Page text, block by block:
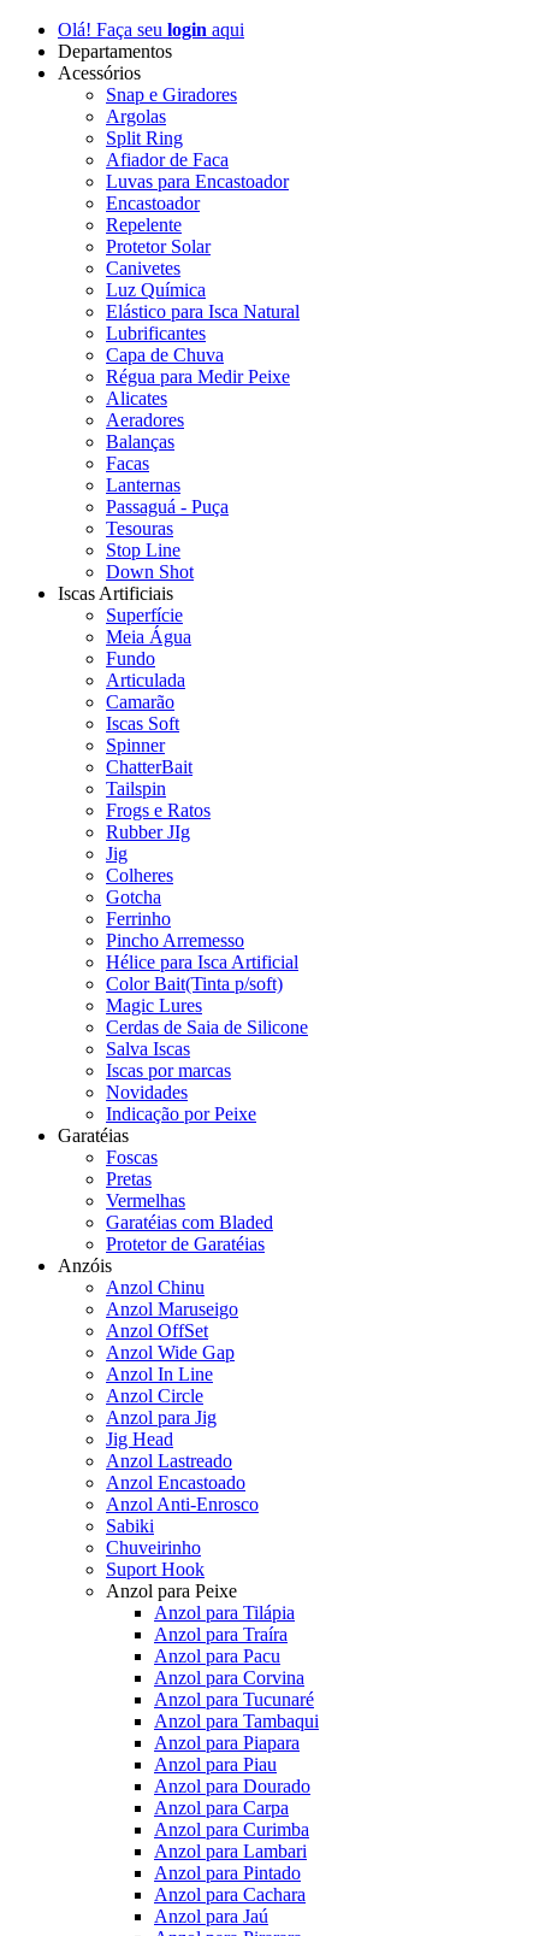
Olá! Faça seu login aqui
Departamentos
Acessórios
Snap e Giradores
Argolas
Split Ring
Afiador de Faca
Luvas para Encastoador
Encastoador
Repelente
Protetor Solar
Canivetes
Luz Química
Elástico para Isca Natural
Lubrificantes
Capa de Chuva
Régua para Medir Peixe
Alicates
Aeradores
Balanças
Facas
Lanternas
Passaguá - Puça
Tesouras
Stop Line
Down Shot
Iscas Artificiais
Superfície
Meia Água
Fundo
Articulada
Camarão
Iscas Soft
Spinner
ChatterBait
Tailspin
Frogs e Ratos
Rubber JIg
Jig
Colheres
Gotcha
Ferrinho
Pincho Arremesso
Hélice para Isca Artificial
Color Bait(Tinta p/soft)
Magic Lures
Cerdas de Saia de Silicone
Salva Iscas
Iscas por marcas
Novidades
Indicação por Peixe
Garatéias
Foscas
Pretas
Vermelhas
Garatéias com Bladed
Protetor de Garatéias
Anzóis
Anzol Chinu
Anzol Maruseigo
Anzol OffSet
Anzol Wide Gap
Anzol In Line
Anzol Circle
Anzol para Jig
Jig Head
Anzol Lastreado
Anzol Encastoado
Anzol Anti-Enrosco
Sabiki
Chuveirinho
Suport Hook
Anzol para Peixe
Anzol para Tilápia
Anzol para Traíra
Anzol para Pacu
Anzol para Corvina
Anzol para Tucunaré
Anzol para Tambaqui
Anzol para Piapara
Anzol para Piau
Anzol para Dourado
Anzol para Carpa
Anzol para Curimba
Anzol para Lambari
Anzol para Pintado
Anzol para Cachara
Anzol para Jaú